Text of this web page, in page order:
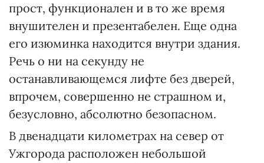
прост, функционален и в то же время
внушителен и презентабелен. Еще одна
его изюминка находится внутри здания.
Речь о ни на секунду не
останавливающемся лифте без дверей,
впрочем, совершенно не страшном и,
безусловно, абсолютно безопасном.
В двенадцати километрах на север от
Ужгорода расположен небольшой